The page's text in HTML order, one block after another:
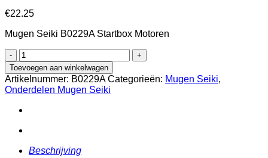
€22.25
Mugen Seiki B0229A Startbox Motoren
Startbox
Motoren
aantal
Toevoegen aan winkelwagen
Artikelnummer: B0229A Categorieën: Mugen Seiki,
Onderdelen Mugen Seiki
Beschrijving